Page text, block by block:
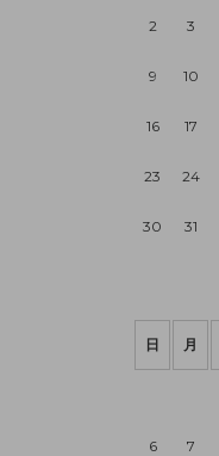
2 3
9 10
16 17
23 24
30 31
日 月
6 7